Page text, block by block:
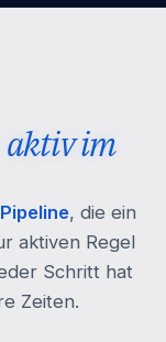
aktiv im
, die ein
aktiven Regel
Schritt hat
Zeiten.